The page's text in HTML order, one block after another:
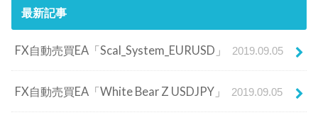
最新記事
FX自動売買EA「Scal_System_EURUSD」 2019.09.05
FX自動売買EA「White Bear Z USDJPY」 2019.09.05